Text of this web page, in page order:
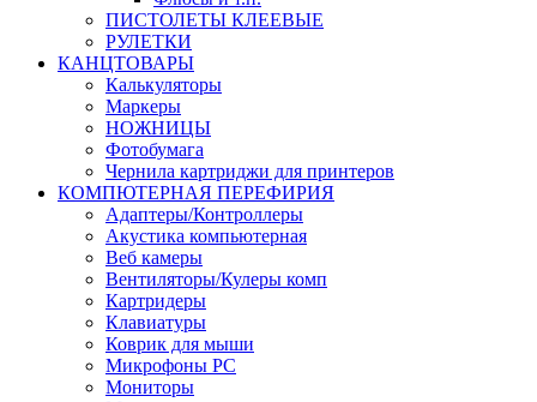
ПИСТОЛЕТЫ КЛЕЕВЫЕ
РУЛЕТКИ
КАНЦТОВАРЫ
Калькуляторы
Маркеры
НОЖНИЦЫ
Фотобумага
Чернила картриджи для принтеров
КОМПЮТЕРНАЯ ПЕРЕФИРИЯ
Адаптеры/Контроллеры
Акустика компьютерная
Веб камеры
Вентиляторы/Кулеры комп
Картридеры
Клавиатуры
Коврик для мыши
Микрофоны PC
Мониторы